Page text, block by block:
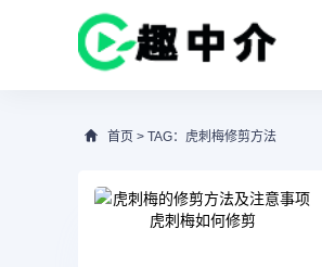
首页 > TAG：虎刺梅修剪方法